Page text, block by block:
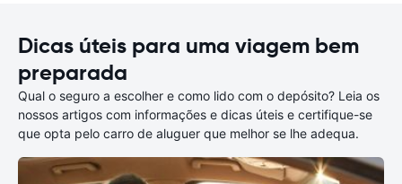
Dicas úteis para uma viagem bem
preparada
Qual o seguro a escolher e como lido com o depósito? Leia os
nossos artigos com informações e dicas úteis e certifique-se
que opta pelo carro de aluguer que melhor se lhe adequa.